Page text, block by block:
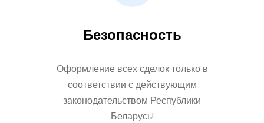
Безопасность
Оформление всех сделок только в
соответствии с действующим
законодательством Республики
Беларусь!